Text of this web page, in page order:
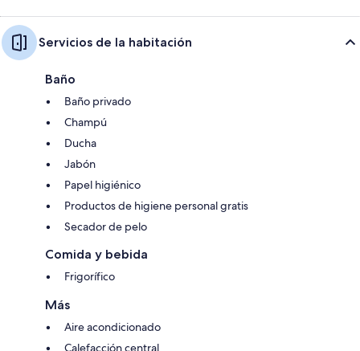
Servicios de la habitación
Baño
Baño privado
Champú
Ducha
Jabón
Papel higiénico
Productos de higiene personal gratis
Secador de pelo
Comida y bebida
Frigorífico
Más
Aire acondicionado
Calefacción central